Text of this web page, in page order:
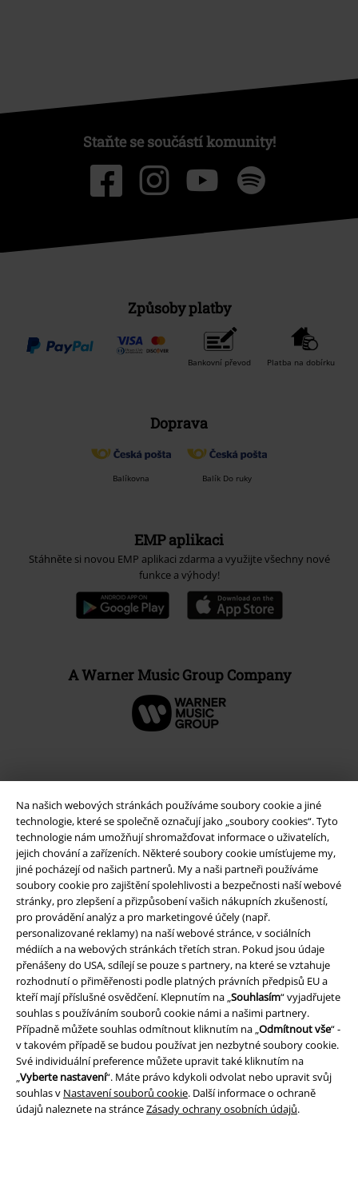
Na našich webových stránkách používáme soubory cookie a jiné
technologie, které se společně označují jako „soubory cookies“. Tyto
technologie nám umožňují shromažďovat informace o uživatelích,
jejich chování a zařízeních. Některé soubory cookie umísťujeme my,
jiné pocházejí od našich partnerů. My a naši partneři používáme
soubory cookie pro zajištění spolehlivosti a bezpečnosti naší webové
stránky, pro zlepšení a přizpůsobení vašich nákupních zkušeností,
pro provádění analýz a pro marketingové účely (např.
personalizované reklamy) na naší webové stránce, v sociálních
médiích a na webových stránkách třetích stran. Pokud jsou údaje
přenášeny do USA, sdílejí se pouze s partnery, na které se vztahuje
rozhodnutí o přiměřenosti podle platných právních předpisů EU a
kteří mají příslušné osvědčení. Klepnutím na „Souhlasím“ vyjadřujete
souhlas s používáním souborů cookie námi a našimi partnery.
Případně můžete souhlas odmítnout kliknutím na „Odmítnout vše“ -
v takovém případě se budou používat jen nezbytné soubory cookie.
Své individuální preference můžete upravit také kliknutím na
„Vyberte nastavení“. Máte právo kdykoli odvolat nebo upravit svůj
souhlas v Nastavení souborů cookie. Další informace o ochraně
údajů naleznete na stránceZásady ochrany osobních údajů.
Staňte se součástí komunity!
Způsoby platby
Bankovní převod Platba na dobírku
Doprava
Balíkovna Balík Do ruky
EMP aplikaci
Stáhněte si novou EMP aplikaci zdarma a využijte všechny nové
funkce a výhody!
A Warner Music Group Company
Právní informace
Podmínky
Prohlášení
Ochrana osobních údajů
Likvidace odpadu a ochrana životního prostředí
Prohlášení o shodě
Informace o přístupnosti